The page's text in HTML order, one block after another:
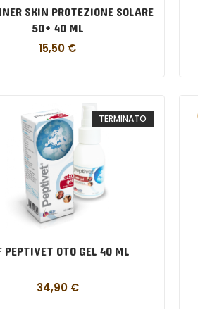
SKIN PROTEZIONE SOLARE
50+ 40 ML
15,50 €
TERMINATO
PEPTIVET OTO GEL 40 ML
34,90 €